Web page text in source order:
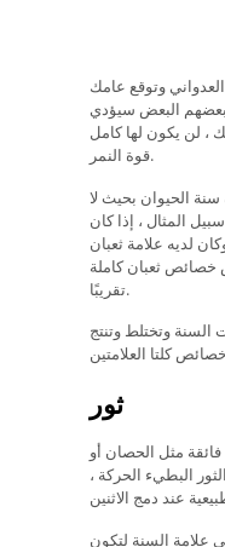
وتوقع عامك
بعضهم البعض سيؤدي
، لن يكون لها كامل
قوة النمر.
سنة الحيوان بحيث لا
المثال ، إذا كان
لديه علامة ثعبان
ثعبان كاملة
تقريبًا.
السنة وتختلط وتنتج
ثور
مثل الحصان أو
البطيء الحركة ،
علامة السنة لتكون